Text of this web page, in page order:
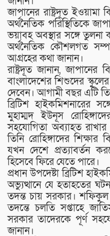
জাপানের রাষ্ট্রদূত ইওয়ামা
অর্থনৈতিক পরিস্থিতিকে
ভয়াবহ অবস্থার সঙ্গে তুলনা
অর্থনৈতিক কৌশলগত
আগ্রহের কথা জানান।
রাষ্ট্রদূত জানান, জাপানের
বাংলাদেশের শিশুদের
দেবেন। আগামী বছর এটি
ব্রিটিশ হাইকমিশনারের
মুহাম্মদ ইউনূস
সহযোগিতা অব্যাহত
তিনি রোহিঙ্গাদের
যখন দেশে প্রত্যাবর্তন
হিসেবে ফিরে যেতে পারে।
প্রধান উপদেষ্টা ব্রিটিশ
অভ্যুত্থানে যে হতাহতের
তদন্ত চায় সরকার।
তদন্তে চলতি সপ্তাহে
সরকার তাদেরকে পূর্ণ
জানান।